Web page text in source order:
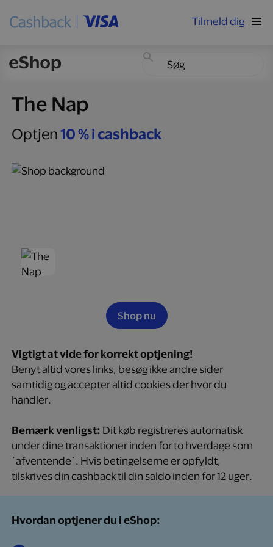
Tilmeld dig
The Nap
Optjen10 % i cashback
Shop nu
Vigtigt at vide for korrekt optjening!
Benyt altid vores links, besøg ikke andre sider
samtidig og accepter altid cookies der hvor du
handler.
Bemærk venligst: Dit køb registreres automatisk
under dine transaktioner inden for to hverdage som
`afventende`. Hvis betingelserne er opfyldt,
tilskrives din cashback til din saldo inden for 12 uger.
Hvordan optjener du i eShop: